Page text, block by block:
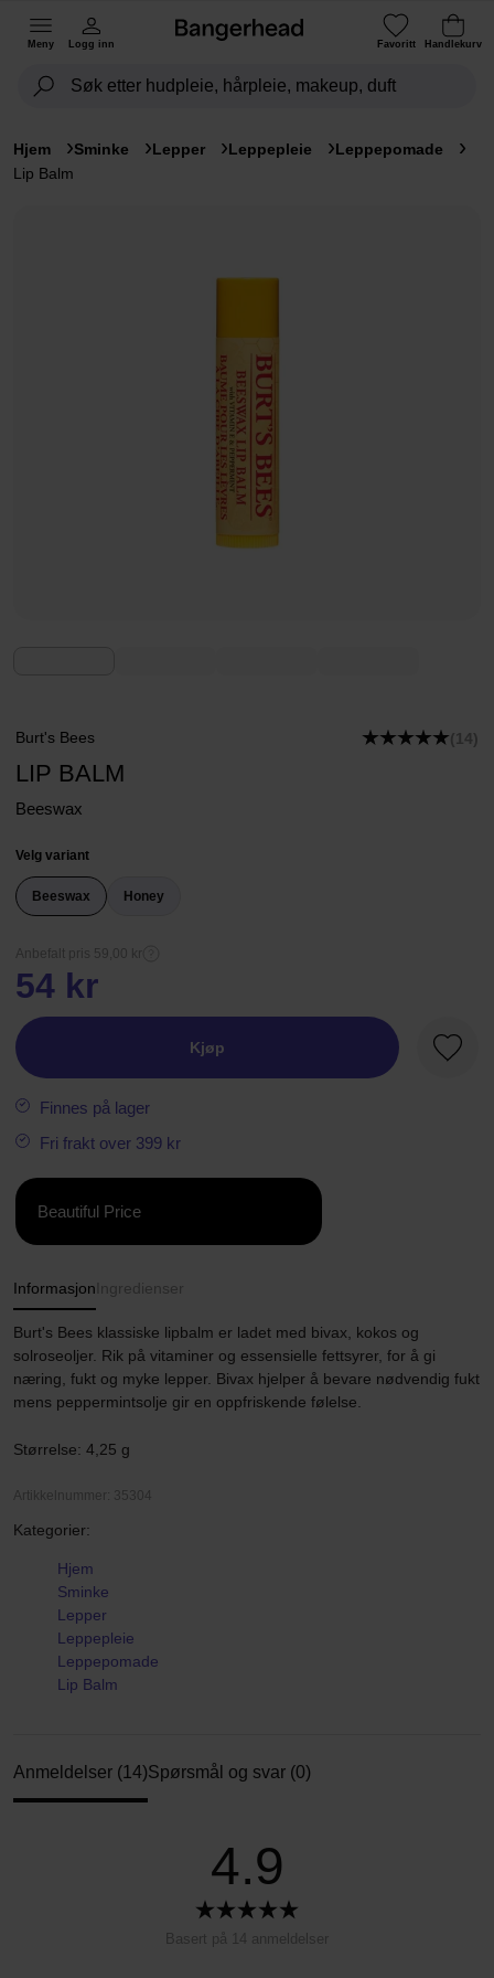
Meny Logg inn Favoritt Handlekurv
Hjem Sminke Lepper Leppepleie
Leppepomade
Lip Balm
Burt's Bees (14)
LIP BALM
Beeswax
Velg variant
Beeswax Honey
Anbefalt pris 59,00 kr
54 kr
Kjøp
Finnes på lager
Fri frakt over 399 kr
Beautiful Price
Informasjon Ingredienser
Burt's Bees klassiske lipbalm er ladet med bivax, kokos og
solroseoljer. Rik på vitaminer og essensielle fettsyrer, for å gi
næring, fukt og myke lepper. Bivax hjelper å bevare nødvendig fukt
mens peppermintsolje gir en oppfriskende følelse.
Størrelse: 4,25 g
Artikkelnummer: 35304
Kategorier:
Hjem
Sminke
Lepper
Leppepleie
Leppepomade
Lip Balm
Anmeldelser (14)Spørsmål og svar (0)
4.9
Basert på 14 anmeldelser